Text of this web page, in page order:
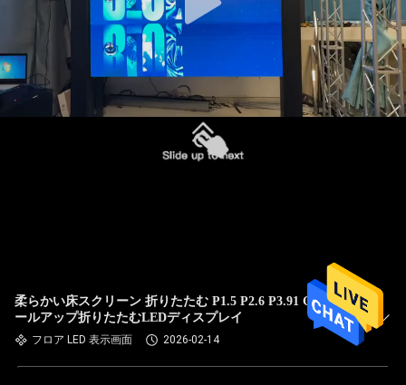
柔らかい床スクリーン 折りたたむ P1.5 P2.6 P3.91 GOB ロ
ールアップ折りたたむLEDディスプレイ
フロア LED 表示画面 2026-02-14